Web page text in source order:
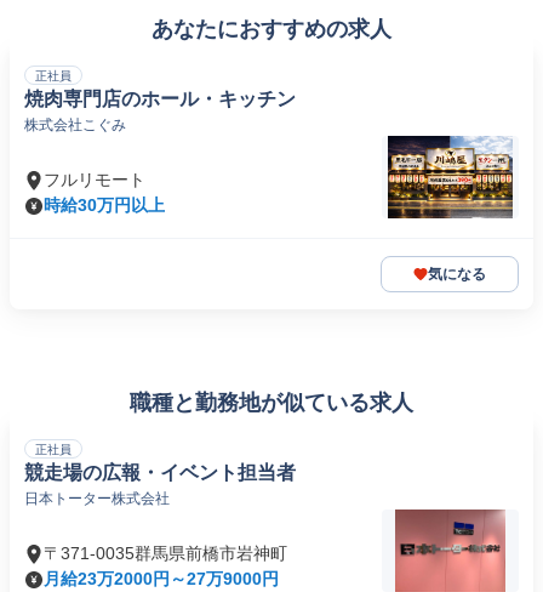
あなたにおすすめの求人
正社員
焼肉専門店のホール・キッチン
株式会社こぐみ
フルリモート
時給30万円以上
気になる
職種と勤務地が似ている求人
正社員
競走場の広報・イベント担当者
日本トーター株式会社
〒371-0035群馬県前橋市岩神町
月給23万2000円～27万9000円